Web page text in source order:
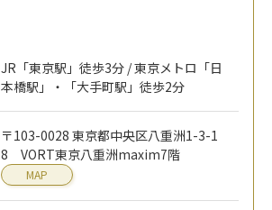
JR「東京駅」徒歩3分 / 東京メトロ「日
本橋駅」・「大手町駅」徒歩2分
〒103-0028 東京都中央区八重洲1-3-1
8 VORT東京八重洲maxim7階
MAP